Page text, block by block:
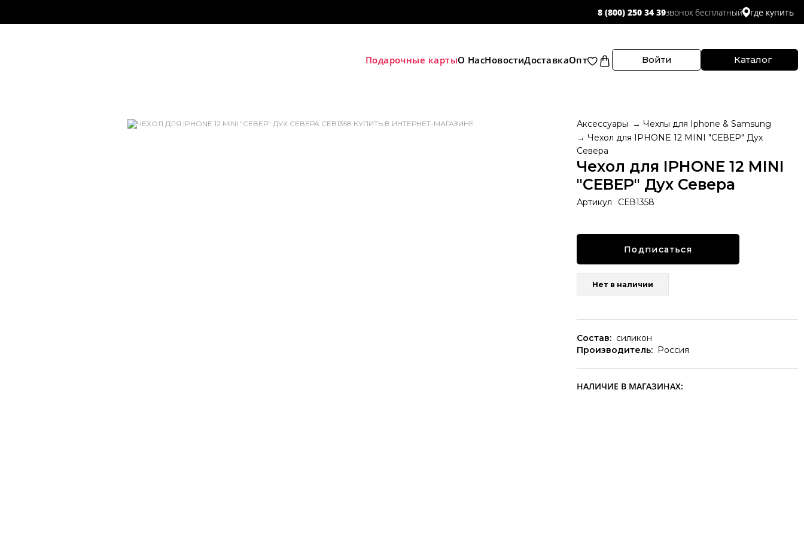
8 (800) 250 34 39звонок бесплатный где купить
Подарочные картыО НасНовостиДоставкаОпт Войти Каталог
Аксессуары
Чехлы для Iphone & Samsung
Чехол для IPHONE 12 MINI "СЕВЕР" Дух
Севера
Чехол для IPHONE 12 MINI
"СЕВЕР" Дух Севера
Артикул СЕВ1358
Подписаться
Нет в наличии
Состав: силикон
Производитель: Россия
НАЛИЧИЕ В МАГАЗИНАХ: